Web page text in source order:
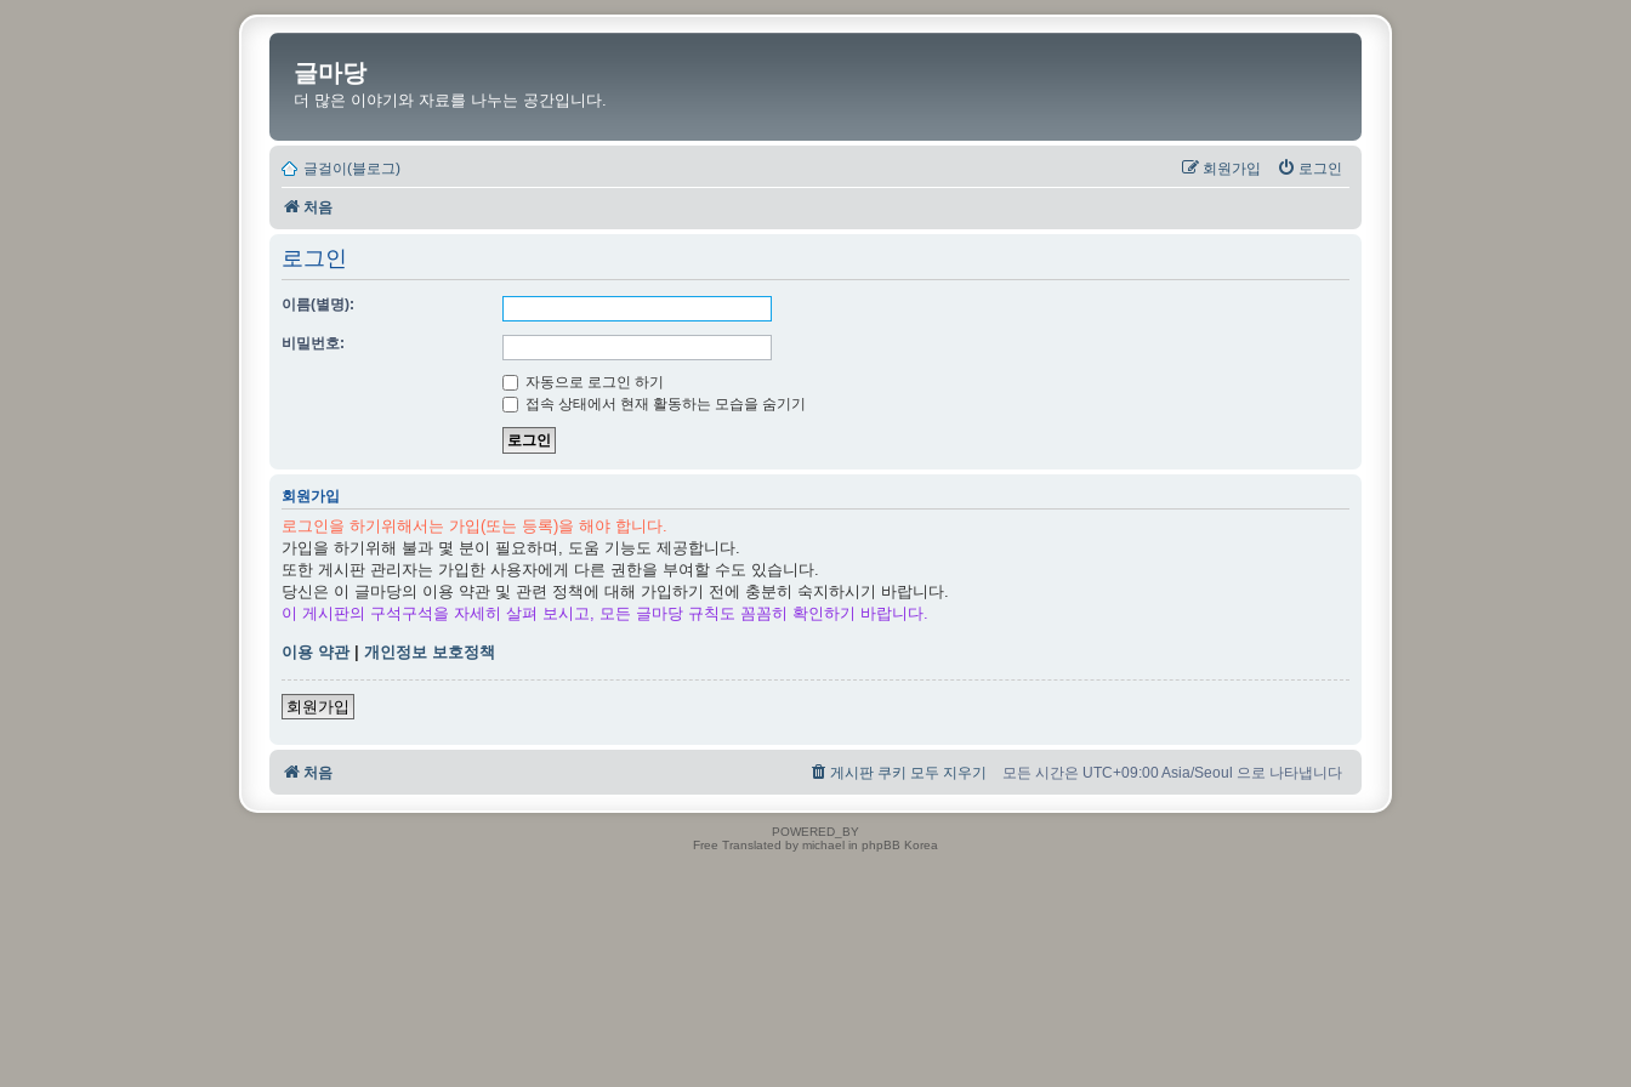
글마당
더 많은 이야기와 자료를 나누는 공간입니다.
글걸이(블로그) 로그인
회원가입
처음
로그인
이름(별명):
비밀번호:
자동으로 로그인 하기
접속 상태에서 현재 활동하는 모습을 숨기기
회원가입
로그인을 하기위해서는 가입(또는 등록)을 해야 합니다.
가입을 하기위해 불과 몇 분이 필요하며, 도움 기능도 제공합니다.
또한 게시판 관리자는 가입한 사용자에게 다른 권한을 부여할 수도 있습니다.
당신은 이 글마당의 이용 약관 및 관련 정책에 대해 가입하기 전에 충분히 숙지하시기 바랍니다.
이 게시판의 구석구석을 자세히 살펴 보시고, 모든 글마당 규칙도 꼼꼼히 확인하기 바랍니다.
이용 약관| 개인정보 보호정책
회원가입
처음 모든 시간은 UTC+09:00 Asia/Seoul 으로 나타냅니다
게시판 쿠키 모두 지우기
POWERED_BY
Free Translated by michael in phpBB Korea